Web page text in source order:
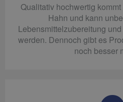
Qualitativ hochwertig
Hahn und kann
Lebensmittelzubereitung
werden. Dennoch gibt es
noch besser